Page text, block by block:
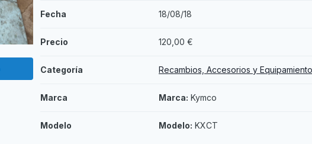
Fecha 18/08/18
Precio 120,00 €
Categoría Recambios, Accesorios y Equipamiento
Marca Marca: Kymco
Modelo Modelo: KXCT